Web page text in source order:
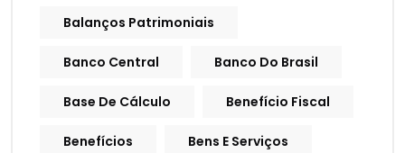
Balanços Patrimoniais
Banco Central Banco Do Brasil
Base De Cálculo Benefício Fiscal
Benefícios Bens E Serviços